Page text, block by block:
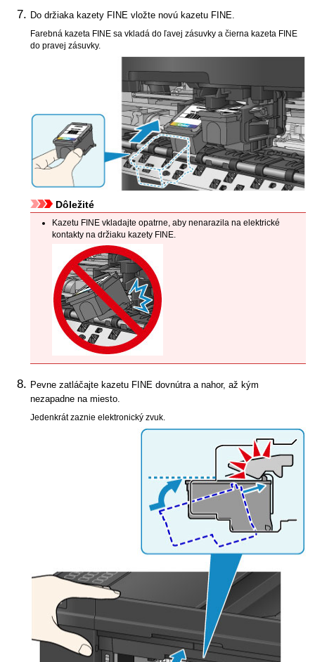
Dodržiaka kazety FINE vložte novú kazetu FINE.
Farebnákazeta FINE sa vkladá do ľavej zásuvky a čiernakazeta FINE
do pravej zásuvky.
Dôležité
Kazetu FINEvkladajte opatrne, aby nenarazila na elektrické
kontakty na držiaku kazety FINE.
Pevne zatláčajte kazetu FINE dovnútra a nahor, až kým
nezapadne na miesto.
Jedenkrát zaznie elektronický zvuk.